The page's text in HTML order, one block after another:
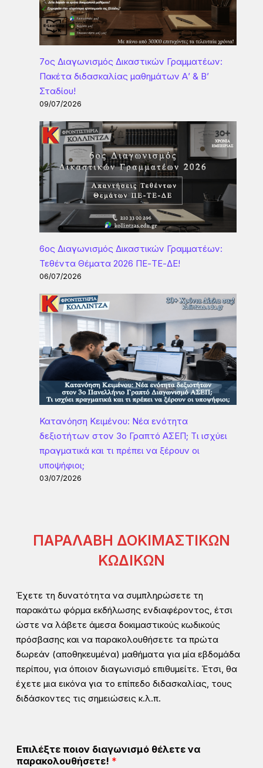
7ος Διαγωνισμός Δικαστικών Γραμματέων:
Πακέτα διδασκαλίας μαθημάτων Α’ & Β’
Σταδίου!
09/07/2026
6ος Διαγωνισμός Δικαστικών Γραμματέων:
Τεθέντα Θέματα 2026 ΠΕ-ΤΕ-ΔΕ!
06/07/2026
Κατανόηση Κειμένου: Νέα ενότητα
δεξιοτήτων στον 3ο Γραπτό ΑΣΕΠ; Τι ισχύει
πραγματικά και τι πρέπει να ξέρουν οι
υποψήφιοι;
03/07/2026
ΠΑΡΑΛΑΒΗ ΔΟΚΙΜΑΣΤΙΚΩΝ
ΚΩΔΙΚΩΝ
Έχετε τη δυνατότητα να συμπληρώσετε τη
παρακάτω φόρμα εκδήλωσης ενδιαφέροντος, έτσι
ώστε να λάβετε άμεσα δοκιμαστικούς κωδικούς
πρόσβασης και να παρακολουθήσετε τα πρώτα
δωρεάν (αποθηκευμένα) μαθήματα για μία εβδομάδα
περίπου, για όποιον διαγωνισμό επιθυμείτε. Έτσι, θα
έχετε μια εικόνα για το επίπεδο διδασκαλίας, τους
διδάσκοντες τις σημειώσεις κ.λ.π.
Επιλέξτε ποιον διαγωνισμό θέλετε να
παρακολουθήσετε! *